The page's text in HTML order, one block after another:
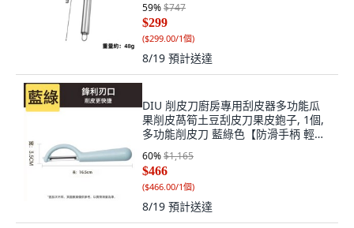
59%$747
$299
($299.00/1個)
8/19 預計送達
DIU 削皮刀廚房專用刮皮器多功能瓜
果削皮萵筍土豆刮皮刀果皮鉋子, 1個,
多功能削皮刀 藍綠色【防滑手柄 輕鬆
去皮】:如圖
60%$1,165
$466
($466.00/1個)
8/19 預計送達